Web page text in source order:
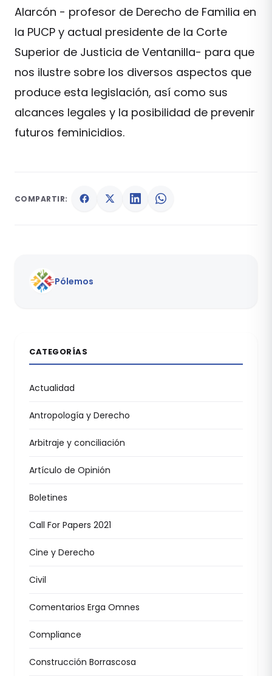
Alarcón - profesor de Derecho de Familia en
la PUCP y actual presidente de la Corte
Superior de Justicia de Ventanilla- para que
nos ilustre sobre los diversos aspectos que
produce esta legislación, así como sus
alcances legales y la posibilidad de prevenir
futuros feminicidios.
COMPARTIR:
Pólemos
CATEGORÍAS
Actualidad
Antropología y Derecho
Arbitraje y conciliación
Artículo de Opinión
Boletines
Call For Papers 2021
Cine y Derecho
Civil
Comentarios Erga Omnes
Compliance
Construcción Borrascosa